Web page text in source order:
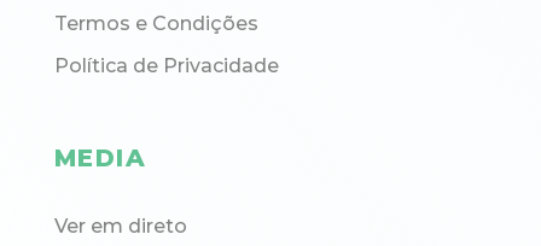
Termos e Condições
Política de Privacidade
MEDIA
Ver em direto